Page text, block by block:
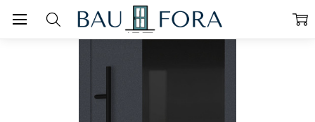
Haustüren Haustüren nach Standardmaß